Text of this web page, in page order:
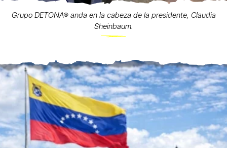
Grupo DETONA® anda en la cabeza de la presidente, Claudia
Sheinbaum.